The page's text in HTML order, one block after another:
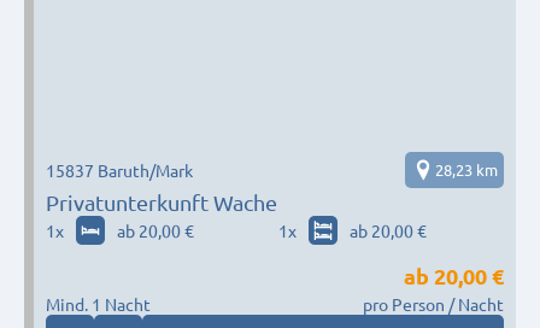
Privatunterkunft Wache
15837 Baruth/Mark 28,23 km
1x ab 20,00 € 1x ab 20,00 €
Mind. 1 Nacht
ab 20,00 €
pro Person / Nacht